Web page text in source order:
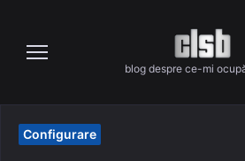
content
blog despre ce-mi
Configurare